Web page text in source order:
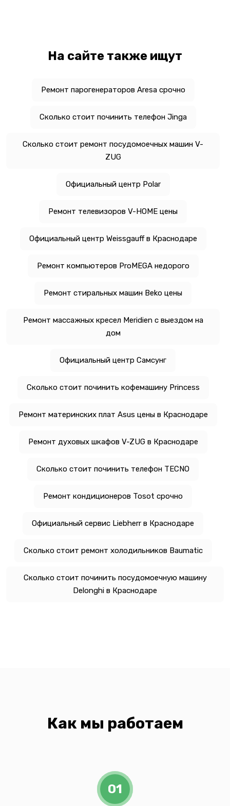
На сайте также ищут
Ремонт парогенераторов Aresa срочно
Сколько стоит починить телефон Jinga
Сколько стоит ремонт посудомоечных машин V-
ZUG
Официальный центр Polar
Ремонт телевизоров V-HOME цены
Официальный центр Weissgauff в Краснодаре
Ремонт компьютеров ProMEGA недорого
Ремонт стиральных машин Beko цены
Ремонт массажных кресел Meridien с выездом на
дом
Официальный центр Самсунг
Сколько стоит починить кофемашину Princess
Ремонт материнских плат Asus цены в Краснодаре
Ремонт духовых шкафов V-ZUG в Краснодаре
Сколько стоит починить телефон TECNO
Ремонт кондиционеров Tosot срочно
Официальный сервис Liebherr в Краснодаре
Сколько стоит ремонт холодильников Baumatic
Сколько стоит починить посудомоечную машину
Delonghi в Краснодаре
Как мы работаем
01